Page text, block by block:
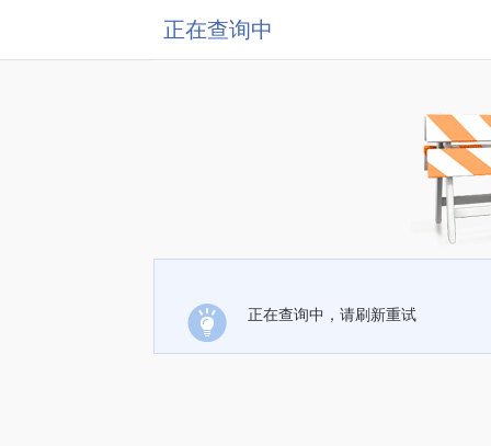
正在查询中
正在查询中，请刷新重试